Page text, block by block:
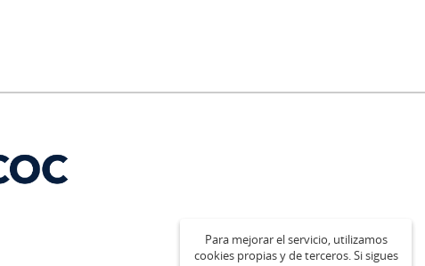
Para mejorar el servicio, utilizamos
cookies propias y de terceros. Si sigues